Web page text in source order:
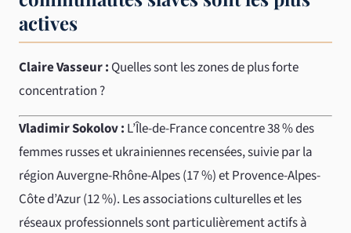
actives
Claire Vasseur : Quelles sont les zones de plus forte
concentration ?
Vladimir Sokolov : L’Île-de-France concentre 38 % des
femmes russes et ukrainiennes recensées, suivie par la
région Auvergne-Rhône-Alpes (17 %) et Provence-Alpes-
Côte d’Azur (12 %). Les associations culturelles et les
réseaux professionnels sont particulièrement actifs à